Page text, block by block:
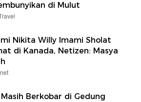
di Mulut
Nikita Willy Imami Sholat
di Kanada, Netizen: Masya
Berkobar di Gedung